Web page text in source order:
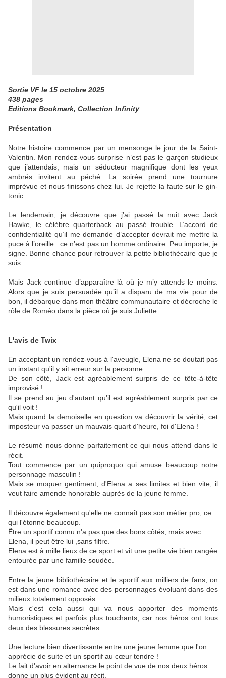
Sortie VF le 15 octobre 2025
438 pages
Editions Bookmark, Collection Infinity
Présentation
Notre histoire commence par un mensonge le jour de la Saint-
Valentin. Mon rendez-vous surprise n’est pas le garçon studieux
que j’attendais, mais un séducteur magnifique dont les yeux
ambrés invitent au péché. La soirée prend une tournure
imprévue et nous finissons chez lui. Je rejette la faute sur le gin-
tonic.
Le lendemain, je découvre que j’ai passé la nuit avec Jack
Hawke, le célèbre quarterback au passé trouble. L’accord de
confidentialité qu’il me demande d’accepter devrait me mettre la
puce à l’oreille : ce n’est pas un homme ordinaire. Peu importe, je
signe. Bonne chance pour retrouver la petite bibliothécaire que je
suis.
Mais Jack continue d’apparaître là où je m’y attends le moins.
Alors que je suis persuadée qu’il a disparu de ma vie pour de
bon, il débarque dans mon théâtre communautaire et décroche le
rôle de Roméo dans la pièce où je suis Juliette.
L'avis de Twix
En acceptant un rendez-vous à l'aveugle, Elena ne se doutait pas
un instant qu'il y ait erreur sur la personne.
De son côté, Jack est agréablement surpris de ce tête-à-tête
improvisé !
Il se prend au jeu d'autant qu'il est agréablement surpris par ce
qu'il voit !
Mais quand la demoiselle en question va découvrir la vérité, cet
imposteur va passer un mauvais quart d'heure, foi d'Elena !
Le résumé nous donne parfaitement ce qui nous attend dans le
récit.
Tout commence par un quiproquo qui amuse beaucoup notre
personnage masculin !
Mais se moquer gentiment, d'Elena a ses limites et bien vite, il
veut faire amende honorable auprès de la jeune femme.
Il découvre également qu'elle ne connaît pas son métier pro, ce
qui l'étonne beaucoup.
Être un sportif connu n'a pas que des bons côtés, mais avec
Elena, il peut être lui ,sans filtre.
Elena est à mille lieux de ce sport et vit une petite vie bien rangée
entourée par une famille soudée.
Entre la jeune bibliothécaire et le sportif aux milliers de fans, on
est dans une romance avec des personnages évoluant dans des
milieux totalement opposés.
Mais c'est cela aussi qui va nous apporter des moments
humoristiques et parfois plus touchants, car nos héros ont tous
deux des blessures secrètes...
Une lecture bien divertissante entre une jeune femme que l'on
apprécie de suite et un sportif au cœur tendre !
Le fait d'avoir en alternance le point de vue de nos deux héros
donne un plus évident au récit.